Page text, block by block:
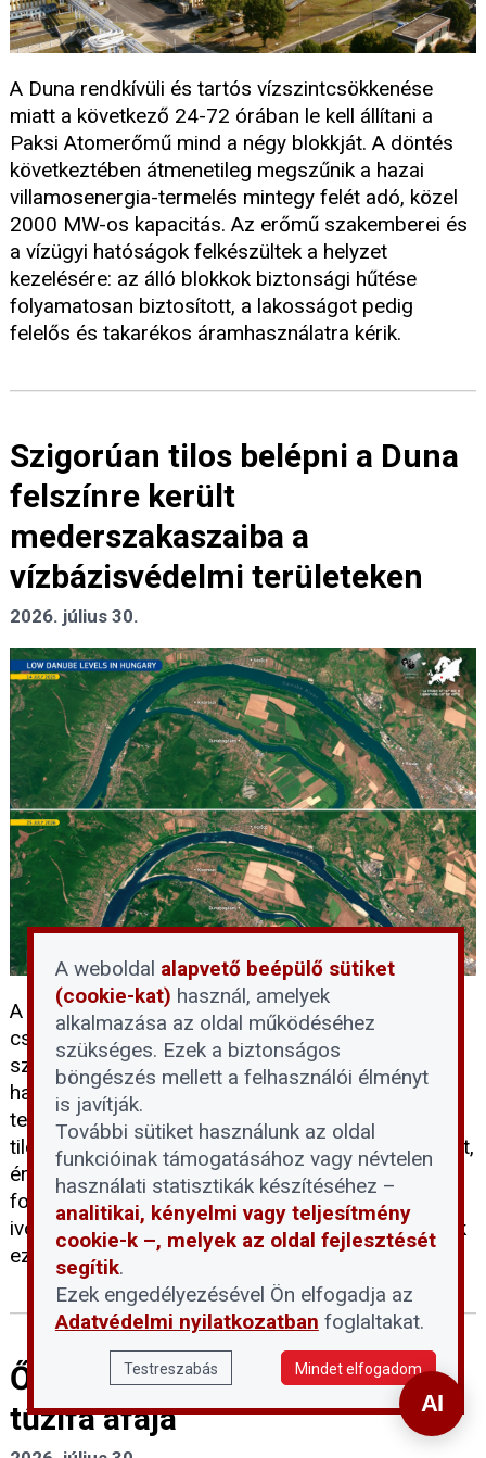
A Duna rendkívüli és tartós vízszintcsökkenése
miatt a következő 24-72 órában le kell állítani a
Paksi Atomerőmű mind a négy blokkját. A döntés
következtében átmenetileg megszűnik a hazai
villamosenergia-termelés mintegy felét adó, közel
2000 MW-os kapacitás. Az erőmű szakemberei és
a vízügyi hatóságok felkészültek a helyzet
kezelésére: az álló blokkok biztonsági hűtése
folyamatosan biztosított, a lakosságot pedig
felelős és takarékos áramhasználatra kérik.
Szigorúan tilos belépni a Duna
felszínre került
mederszakaszaiba a
vízbázisvédelmi területeken
2026. július 30.
A rekordalacsony dunai vízállás idején sokan
csábítónak találják, hogy besétáljanak a folyó
szárazzá vált medrébe, ám a Fővárosi Vízművek
határozottan figyelmeztet: a vízbázisvédelmi
területekre belépni és ott tartózkodni szigorúan
tilos. Ahhoz, hogy megértsük e tilalom jelentőségét,
érdemes tisztázni, mit jelent pontosan a vízbázis
fogalma, és miért jelenthet kockázatot a lakossági
ivóvízellátásra az emberi jelenlét a Duna medrének
ezen részein.
Ősztől 5 százalékra csökken a
tűzifa áfája
A weboldal alapvető beépülő sütiket
(cookie-kat) használ, amelyek
alkalmazása az oldal működéséhez
szükséges. Ezek a biztonságos
böngészés mellett a felhasználói élményt
is javítják.
További sütiket használunk az oldal
funkcióinak támogatásához vagy névtelen
használati statisztikák készítéséhez –
analitikai, kényelmi vagy teljesítmény
cookie-k –, melyek az oldal fejlesztését
segítik.
Ezek engedélyezésével Ön elfogadja az
Adatvédelmi nyilatkozatban foglaltakat.
Testreszabás Mindet elfogadom